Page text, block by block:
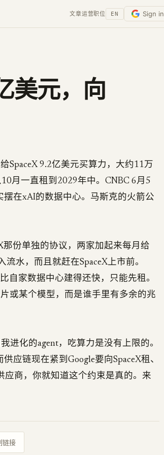
文章运营职位 EN Sign in
美元，向
SpaceX 9.2亿美元买算力，大约11万
月一直租到2029年中。CNBC 6月5
在xAI的数据中心。马斯克的火箭公
那份单独的协议，两家加起来每月给
水，而且就赶在SpaceX上市前。
自家数据中心建得还快，只能先租。
或某个模型，而是谁手里有多余的兆
进化的agent，吃算力是没有上限的。
应链现在紧到Google要向SpaceX租、
商，你就知道这个约束是真的。来
链接